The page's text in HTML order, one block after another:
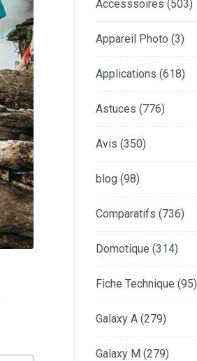
Accesssoires (503)
Appareil Photo (3)
Applications (618)
Astuces (776)
Avis (350)
blog (98)
Comparatifs (736)
Domotique (314)
Fiche Technique (95)
Galaxy A (279)
Galaxy M (279)